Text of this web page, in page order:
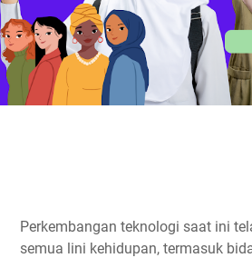
Perkembangan teknologi saat ini
semua lini kehidupan, termasuk